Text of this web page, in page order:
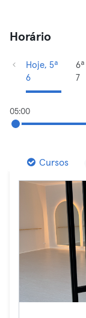
Horário
Hoje, 5ª
6
6ª
7
05:00
Cursos